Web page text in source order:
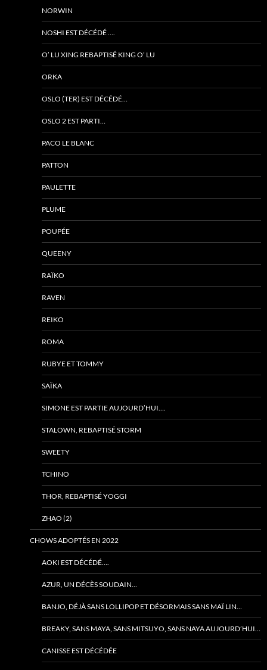
NORWIN
NOSHI EST DÉCÉDÉ ….
O’ LU XING REBAPTISÉ KING O’ LU
ORKA
OSLO (TER) EST DÉCÉDÉ…
OSLO 2 EST PARTI…
PACO LE BLANC
PATTON
PAULETTE
PLUME
POUPÉE
QUEENY
RAÏKO
RAVEN
REIKO
ROMA
RUBYE ET TOMMY
SAÏKA
SIMONE EST PARTIE AUJOURD’HUI….
STALOWN, REBAPTISÉ STORM
SWEETY
TCHINO
THOR, REBAPTISÉ YOGGI
ZHAO (2)
CHOWS ADOPTÉS EN 2022
AOKI EST DÉCÉDÉ….
AZUR, UN DÉCÈS SOUDAIN…
BANJO, DÉJÀ SANS LOLLIPOP ET DÉSORMAIS SANS MAÏ LIN…
BREAKY, SANS MAYA, SANS MITSUYO, SANS NAYA AUJOURD’HUI…
CANISSE EST DÉCÉDÉE